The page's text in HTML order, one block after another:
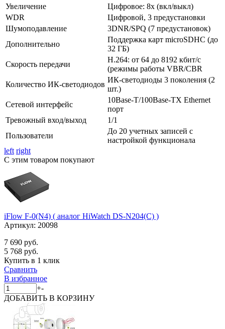
Увеличение
Цифровое: 8х (вкл/выкл)
WDR
Цифровой, 3 предустановки
Шумоподавление
3DNR/SPQ (7 предустановок)
Дополнительно
Поддержка карт microSDHC (до
32 ГБ)
Скорость передачи
Н.264: от 64 до 8192 кбит/с
(режимы работы VBR/CBR
Количество ИК-светодиодов
ИК-светодиоды 3 поколения (2
шт.)
Сетевой интерфейс
10Base-T/100Base-TX Ethernet
порт
Тревожный вход/выход
1/1
Пользователи
До 20 учетных записей с
настройкой функционала
left right
С этим товаром покупают
iFlow F-0(N4) ( аналог HiWatch DS-N204(C) )
Артикул: 20098
7 690 руб.
5 768 руб.
Купить в 1 клик
Сравнить
В избранное
+-
ДОБАВИТЬ В КОРЗИНУ